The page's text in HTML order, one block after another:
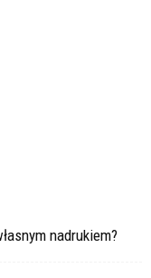
nadrukiem?